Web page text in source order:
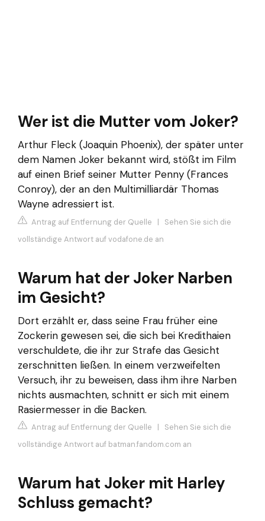
Wer ist die Mutter vom Joker?
Arthur Fleck (Joaquin Phoenix), der später unter
dem Namen Joker bekannt wird, stößt im Film
auf einen Brief seiner Mutter Penny (Frances
Conroy), der an den Multimilliardär Thomas
Wayne adressiert ist.
Antrag auf Entfernung der Quelle | Sehen Sie sich die
vollständige Antwort auf vodafone.de an
Warum hat der Joker Narben
im Gesicht?
Dort erzählt er, dass seine Frau früher eine
Zockerin gewesen sei, die sich bei Kredithaien
verschuldete, die ihr zur Strafe das Gesicht
zerschnitten ließen. In einem verzweifelten
Versuch, ihr zu beweisen, dass ihm ihre Narben
nichts ausmachten, schnitt er sich mit einem
Rasiermesser in die Backen.
Antrag auf Entfernung der Quelle | Sehen Sie sich die
vollständige Antwort auf batman.fandom.com an
Warum hat Joker mit Harley
Schluss gemacht?